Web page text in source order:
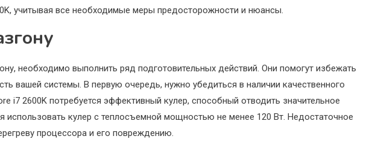
учитывая все необходимые меры предосторожности и нюансы.
необходимо выполнить ряд подготовительных действий. Они помогут избежать
вашей системы. В первую очередь, нужно убедиться в наличии качественного
i7 2600K потребуется эффективный кулер, способный отводить значительное
использовать кулер с теплосъемной мощностью не менее 120 Вт. Недостаточное
процессора и его повреждению.